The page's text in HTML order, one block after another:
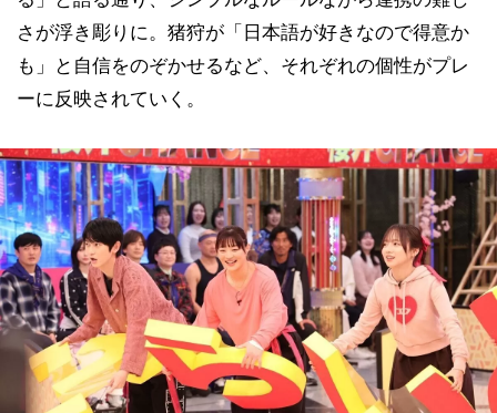
さが浮き彫りに。猪狩が「日本語が好きなので得意か
も」と自信をのぞかせるなど、それぞれの個性がプレ
ーに反映されていく。